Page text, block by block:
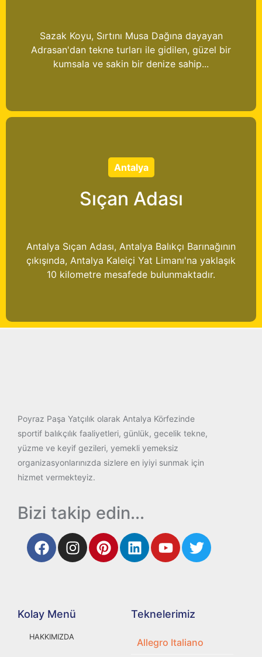
Sazak Koyu, Sırtını Musa Dağına dayayan
Adrasan'dan tekne turları ile gidilen, güzel bir
kumsala ve sakin bir denize sahip...
Antalya
Sıçan Adası
Antalya Sıçan Adası, Antalya Balıkçı Barınağının
çıkışında, Antalya Kaleiçi Yat Limanı'na yaklaşık
10 kilometre mesafede bulunmaktadır.
Poyraz Paşa Yatçılık olarak Antalya Körfezinde
sportif balıkçılık faaliyetleri, günlük, gecelik tekne,
yüzme ve keyif gezileri, yemekli yemeksiz
organizasyonlarınızda sizlere en iyiyi sunmak için
hizmet vermekteyiz.
Bizi takip edin...
Kolay Menü
HAKKIMIZDA
Teknelerimiz
Allegro Italiano